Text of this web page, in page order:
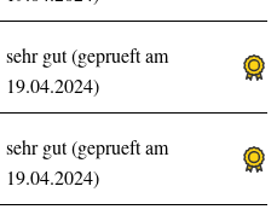
sehr gut (geprueft am
19.04.2024)
sehr gut (geprueft am
19.04.2024)